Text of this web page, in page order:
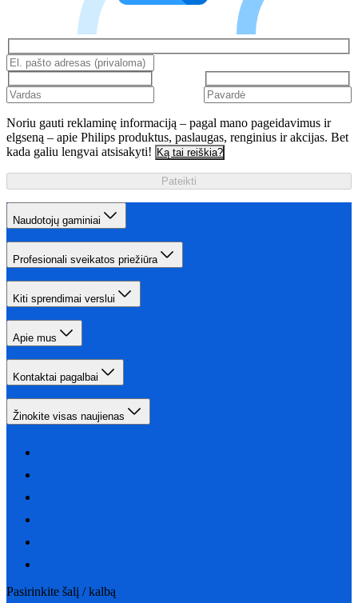
Noriu gauti reklaminę informaciją – pagal mano pageidavimus ir
elgseną – apie Philips produktus, paslaugas, renginius ir akcijas. Bet
kada galiu lengvai atsisakyti! Ką tai reiškia?
Pateikti
Naudotojų gaminiai
Profesionali sveikatos priežiūra
Kiti sprendimai verslui
Apie mus
Kontaktai pagalbai
Žinokite visas naujienas
Pasirinkite šalį / kalbą